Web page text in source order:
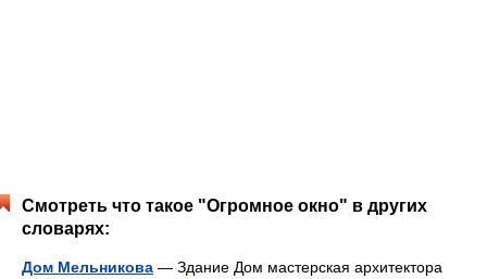
Смотреть что такое "Огромное окно" в других
словарях:
Дом Мельникова — Здание Дом мастерская архитектора